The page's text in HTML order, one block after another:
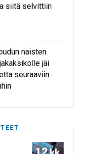
siitä selvittiin
naisten
jäi
seuraaviin